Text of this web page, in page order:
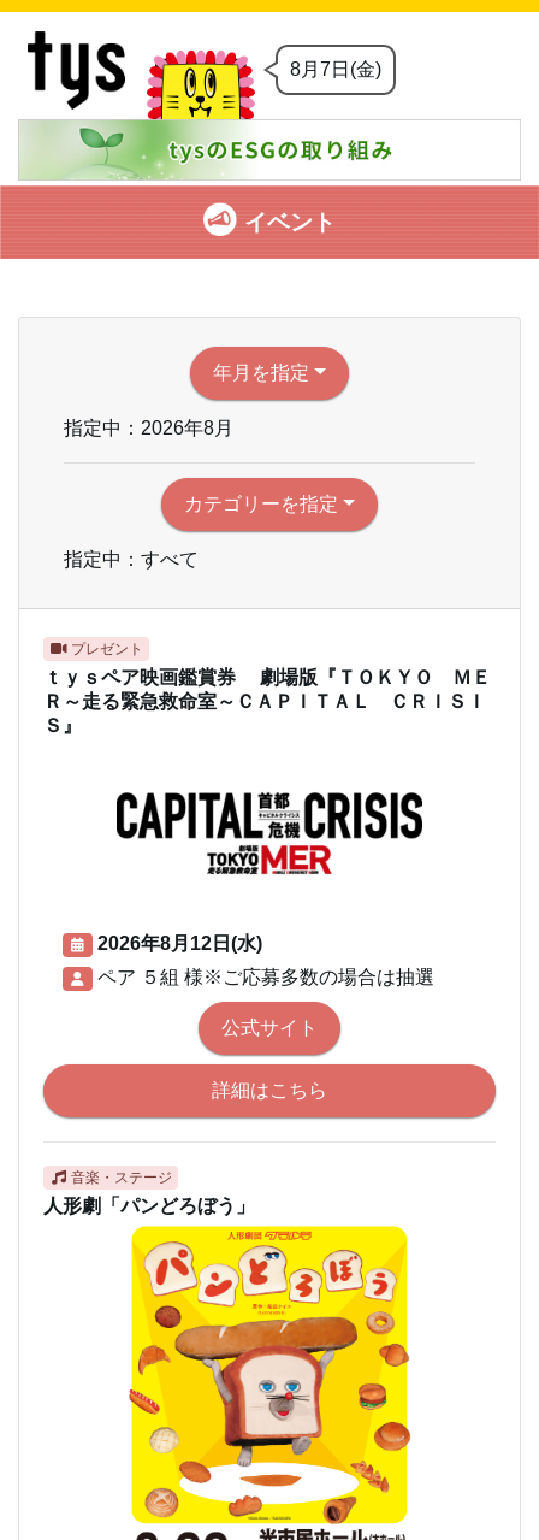
8月7日(金)
イベント
年月を指定
指定中：2026年8月
カテゴリーを指定
指定中：すべて
プレゼント
ｔｙｓペア映画鑑賞券 劇場版『ＴＯＫＹＯ ＭＥ
Ｒ～走る緊急救命室～ＣＡＰＩＴＡＬ ＣＲＩＳＩ
Ｓ』
2026年8月12日(水)
ペア ５組 様※ご応募多数の場合は抽選
公式サイト
詳細はこちら
音楽・ステージ
人形劇「パンどろぼう」